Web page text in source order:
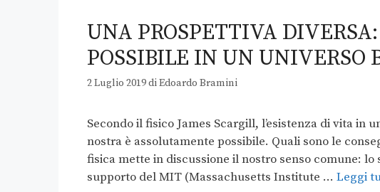
UNA PROSPETTIVA
POSSIBILE IN UN UNIVERSO
2 Luglio 2019diEdoardo Bramini
Secondo il fisico James Scargill, l’esistenza di vita in
nostra è assolutamente possibile. Quali sono le
fisica mette in discussione il nostro senso comune:
supporto del MIT (Massachusetts Institute … Leggi